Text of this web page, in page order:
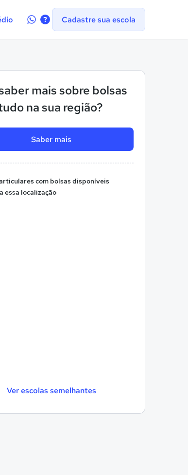
Contate-Cadastre sua escola
mais sobre bolsas
na sua região?
Saber mais
com bolsas disponíveis
essa localização
Ver escolas semelhantes